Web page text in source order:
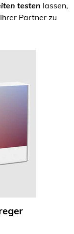
testen lassen,
Partner zu